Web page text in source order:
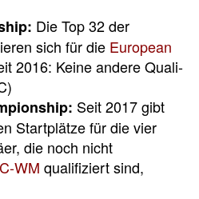
Die Top 32 der
sich für die European
2016: Keine andere Quali-
Seit 2017 gibt
Startplätze für die vier
die noch nicht
WM qualifiziert sind,